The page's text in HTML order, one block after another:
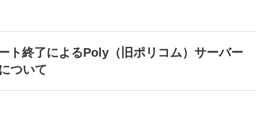
ト終了によるPoly（旧ポリコム）サーバー
ついて